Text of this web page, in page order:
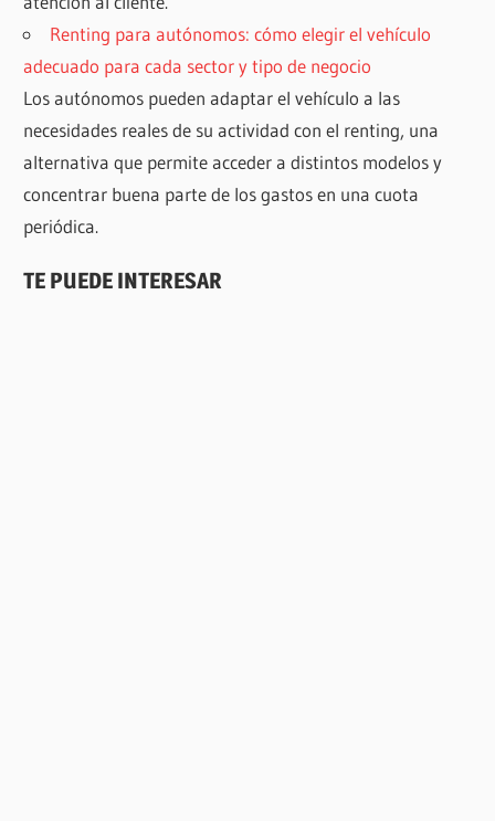
Renting para autónomos: cómo elegir el vehículo
adecuado para cada sector y tipo de negocio
Los autónomos pueden adaptar el vehículo a las
necesidades reales de su actividad con el renting, una
alternativa que permite acceder a distintos modelos y
concentrar buena parte de los gastos en una cuota
periódica.
TE PUEDE INTERESAR